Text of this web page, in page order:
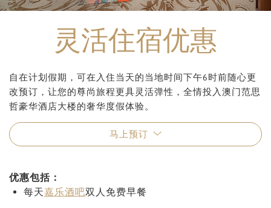
灵活住宿优惠
自在计划假期，可在入住当天的当地时间下午6时前随心更
改预订，让您的尊尚旅程更具灵活弹性，全情投入澳门范思
哲豪华酒店大楼的奢华度假体验。
马上预订
优惠包括：
每天嘉乐酒吧双人免费早餐